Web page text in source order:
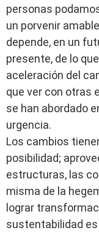
personas
un porvenir
depende, en un
presente, de lo
aceleración del
que ver con otras
se han abordado
urgencia.
Los cambios
posibilidad;
estructuras, las
misma de la
lograr
sustentabilidad